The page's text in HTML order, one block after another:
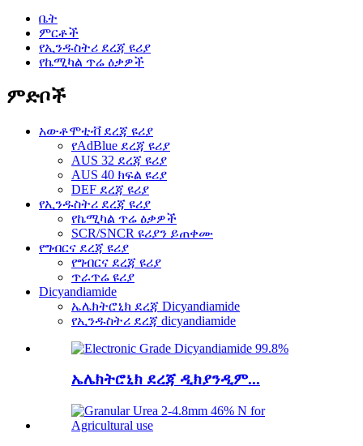
ቤት
ምርቶች
የኢንዱስትሪ ደረጃ ዩሪያ
የኬሚካል ጥሬ ዕቃዎች
ምድቦች
አውቶሞቲቭ ደረጃ ዩሪያ
የAdBlue ደረጃ ዩሪያ
AUS 32 ደረጃ ዩሪያ
AUS 40 ክፍል ዩሪያ
DEF ደረጃ ዩሪያ
የኢንዱስትሪ ደረጃ ዩሪያ
የኬሚካል ጥሬ ዕቃዎች
SCR/SNCR ዩሪያን ይጠቀሙ
የግብርና ደረጃ ዩሪያ
የግብርና ደረጃ ዩሪያ
ጥራጥሬ ዩሪያ
Dicyandiamide
ኤሌክትሮኒክ ደረጃ Dicyandiamide
የኢንዱስትሪ ደረጃ dicyandiamide
ኤሌክትሮኒክ ደረጃ ዲክያንዲም...